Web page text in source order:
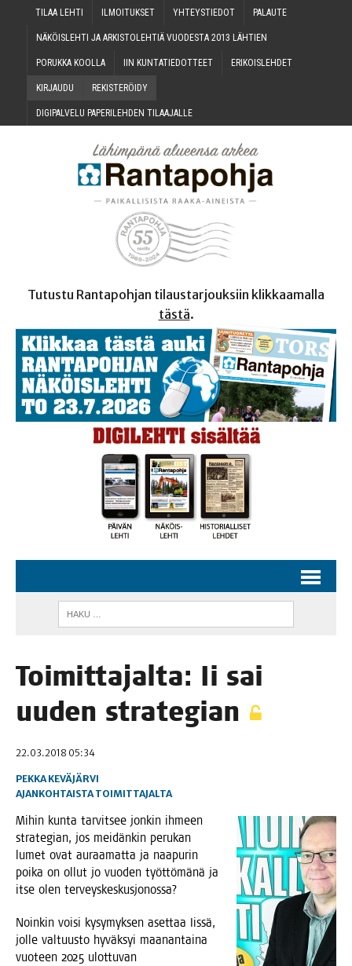
TILAA LEH­TI ILMOI­TUK­SET YHTEYS­TIE­DOT PALAU­TE
NÄKÖIS­LEH­TI JA ARKIS­TO­LEH­TIÄ VUO­DES­TA 2013 LÄHTIEN
PORUK­KA KOOLLA IIN KUN­TA­TIE­DOT­TEET ERI­KOIS­LEH­DET
KIR­JAU­DU REKIS­TE­RÖI­DY
DIGI­PAL­VE­LU PAPE­RI­LEH­DEN TILAAJALLE
Tutustu Rantapohjan tilaustarjouksiin klikkaamalla
tästä.
Toi­mit­ta­jal­ta: Ii sai
uuden strategian
22.03.2018 05:34
PEKKA KEVÄJÄRVI
AJANKOHTAISTA TOIMITTAJALTA
Mihin kun­ta tar­vit­see jon­kin ihmeen
stra­te­gian, jos mei­dän­kin peru­kan
lumet ovat auraa­mat­ta ja naa­pu­rin
poi­ka on ollut jo vuo­den työt­tö­mä­nä ja
itse olen terveyskeskusjonossa?
Noin­kin voi­si kysy­myk­sen aset­taa Iis­sä,
jol­le val­tuus­to hyväk­syi maa­nan­tai­na
vuo­teen 2025 ulot­tu­van